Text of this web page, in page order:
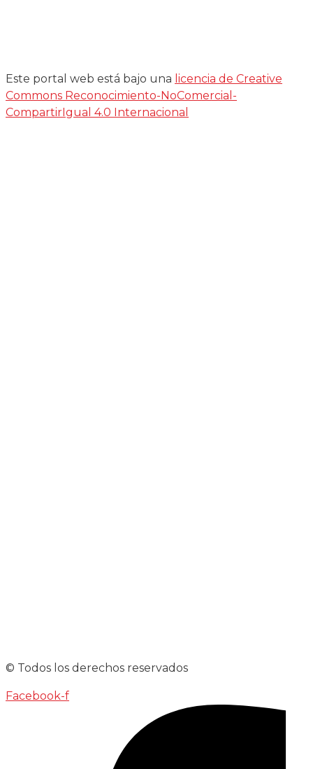
Este portal web está bajo una licencia de Creative
Commons Reconocimiento-NoComercial-
CompartirIgual 4.0 Internacional
© Todos los derechos reservados
Facebook-f